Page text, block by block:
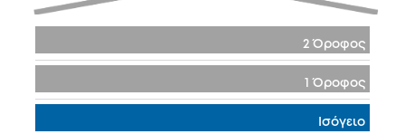
2 Όροφος
1 Όροφος
Ισόγειο